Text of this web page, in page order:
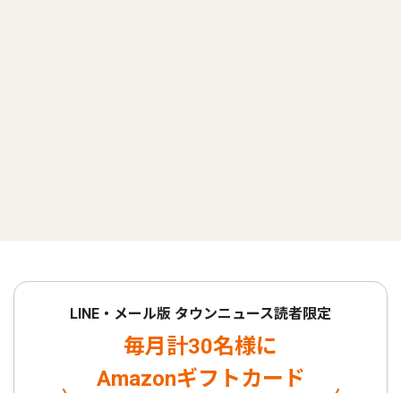
LINE・メール版 タウンニュース読者限定
毎月計30名様に
Amazonギフトカード